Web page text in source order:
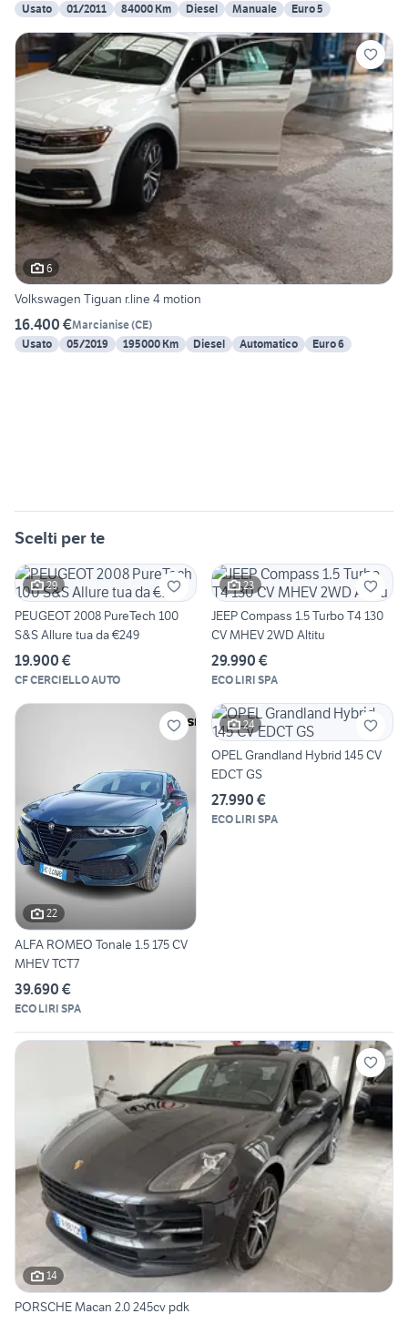
Usato
01/2011 84000 Km Diesel Manuale Euro 5
6
Volkswagen Tiguan r.line 4 motion
16.400 €Marcianise(CE)
Usato
05/2019 195000 Km Diesel Automatico Euro 6
Scelti per te
29
PEUGEOT 2008 PureTech 100
S&S Allure tua da €249
19.900 €
CF CERCIELLO AUTO
23
JEEP Compass 1.5 Turbo T4 130
CV MHEV 2WD Altitu
29.990 €
ECO LIRI SPA
22
ALFA ROMEO Tonale 1.5 175 CV
MHEV TCT7
39.690 €
ECO LIRI SPA
24
OPEL Grandland Hybrid 145 CV
EDCT GS
27.990 €
ECO LIRI SPA
14
PORSCHE Macan 2.0 245cv pdk